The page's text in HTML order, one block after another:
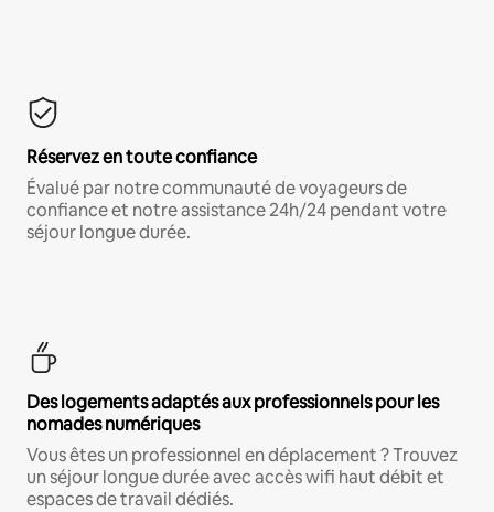
Réservez en toute confiance
Évalué par notre communauté de voyageurs de
confiance et notre assistance 24h/24 pendant votre
séjour longue durée.
Des logements adaptés aux professionnels pour les
nomades numériques
Vous êtes un professionnel en déplacement ? Trouvez
un séjour longue durée avec accès wifi haut débit et
espaces de travail dédiés.